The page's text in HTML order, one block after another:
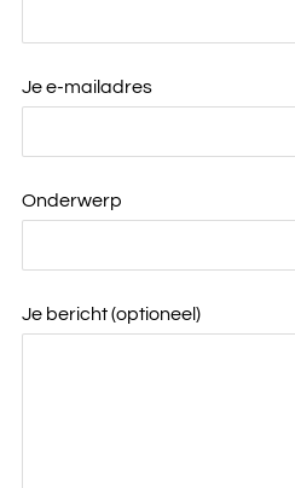
Je e-mailadres
Onderwerp
Je bericht (optioneel)